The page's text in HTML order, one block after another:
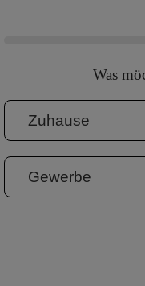
Was
Zuhause
Gewerbe